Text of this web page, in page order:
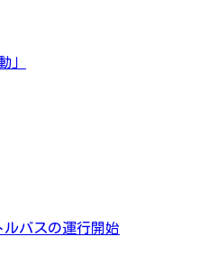
」
バスの運行開始